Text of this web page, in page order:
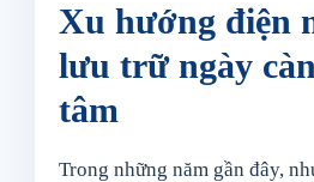
Xu hướng điện
lưu trữ ngày
tâm
Trong những năm gần đây,